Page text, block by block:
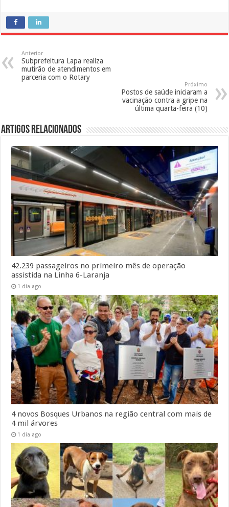
Anterior
Subprefeitura Lapa realiza
mutirão de atendimentos em
parceria com o Rotary
Próximo
Postos de saúde iniciaram a
vacinação contra a gripe na
última quarta-feira (10)
Artigos Relacionados
42.239 passageiros no primeiro mês de operação
assistida na Linha 6-Laranja
1 dia ago
4 novos Bosques Urbanos na região central com mais de
4 mil árvores
1 dia ago